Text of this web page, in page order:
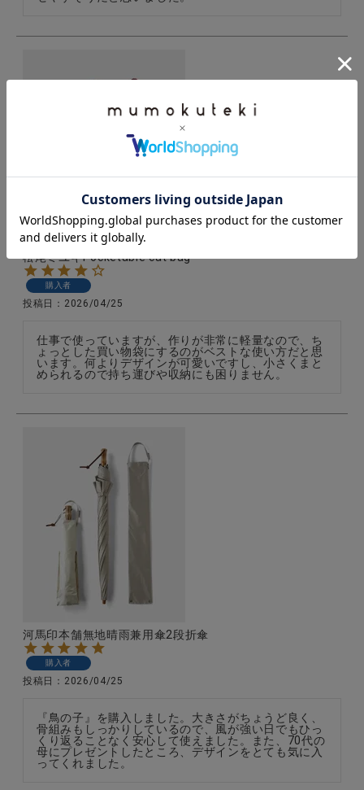
松尾ミユキPocketable cat bag
購入者
投稿日 2026/04/25
仕事で使っていますが、作りが非常に軽量なので、ち
ょっとした買い物袋にするのがベストな使い方だと思
います。何よりデザインが可愛いですし、小さくまと
められるので持ち運びや収納にも困りません。
河馬印本舗無地晴雨兼用傘2段折傘
購入者
投稿日 2026/04/25
『鳥の子』を購入しました。大きさがちょうど良く、
骨組みもしっかりしているので、風が強い日でもひっ
くり返ることなく安心して使えました。また、70代の
母にプレゼントしたところ、デザインをとても気に入
ってくれました。